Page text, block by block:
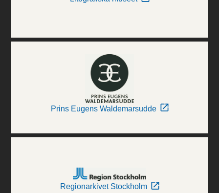
Prins Eugens Waldemarsudde
Regionarkivet Stockholm